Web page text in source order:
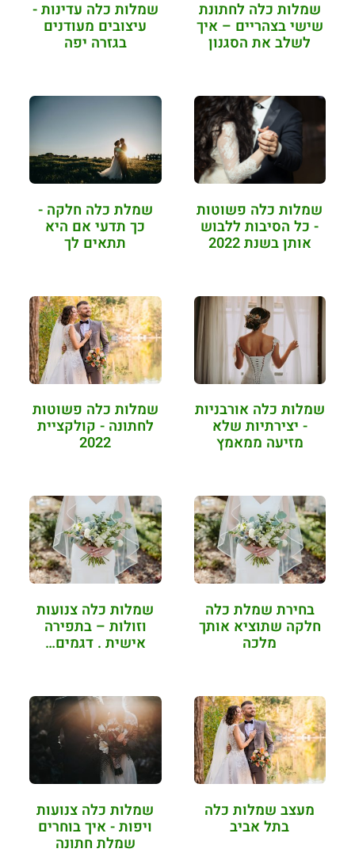
שמלות כלה לחתונת
שישי בצהריים – איך
לשלב את הסגנון
שמלות כלה עדינות -
עיצובים מעודנים
בגזרה יפה
שמלות כלה פשוטות
- כל הסיבות ללבוש
אותן בשנת 2022
שמלת כלה חלקה -
כך תדעי אם היא
תתאים לך
שמלות כלה אורבניות
- יצירתיות שלא
מזיעה ממאמץ
שמלות כלה פשוטות
לחתונה - קולקציית
2022
בחירת שמלת כלה
חלקה שתוציא אותך
מלכה
שמלות כלה צנועות
וזולות – בתפירה
אישית . דגמים…
מעצב שמלות כלה
בתל אביב
שמלות כלה צנועות
ויפות - איך בוחרים
שמלת חתונה